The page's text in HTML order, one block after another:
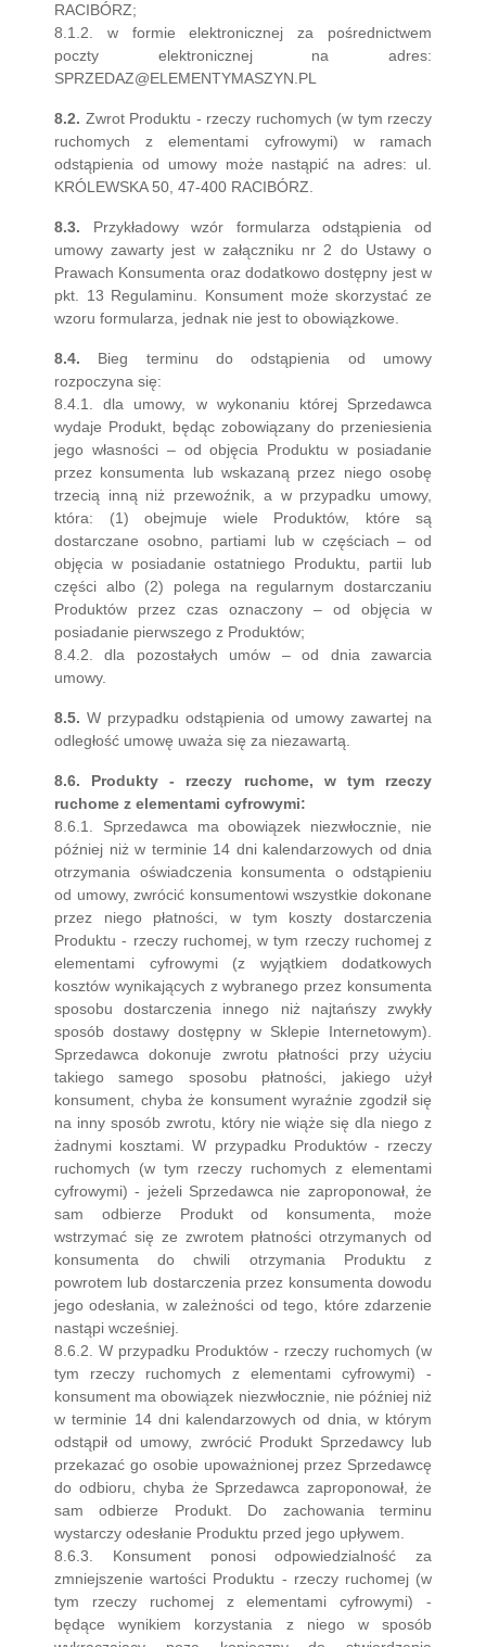
RACIBÓRZ;
8.1.2. w formie elektronicznej za pośrednictwem
poczty elektronicznej na adres:
SPRZEDAZ@ELEMENTYMASZYN.PL
8.2. Zwrot Produktu - rzeczy ruchomych (w tym rzeczy
ruchomych z elementami cyfrowymi) w ramach
odstąpienia od umowy może nastąpić na adres: ul.
KRÓLEWSKA 50, 47-400 RACIBÓRZ.
8.3. Przykładowy wzór formularza odstąpienia od
umowy zawarty jest w załączniku nr 2 do Ustawy o
Prawach Konsumenta oraz dodatkowo dostępny jest w
pkt. 13 Regulaminu. Konsument może skorzystać ze
wzoru formularza, jednak nie jest to obowiązkowe.
8.4. Bieg terminu do odstąpienia od umowy
rozpoczyna się:
8.4.1. dla umowy, w wykonaniu której Sprzedawca
wydaje Produkt, będąc zobowiązany do przeniesienia
jego własności – od objęcia Produktu w posiadanie
przez konsumenta lub wskazaną przez niego osobę
trzecią inną niż przewoźnik, a w przypadku umowy,
która: (1) obejmuje wiele Produktów, które są
dostarczane osobno, partiami lub w częściach – od
objęcia w posiadanie ostatniego Produktu, partii lub
części albo (2) polega na regularnym dostarczaniu
Produktów przez czas oznaczony – od objęcia w
posiadanie pierwszego z Produktów;
8.4.2. dla pozostałych umów – od dnia zawarcia
umowy.
8.5. W przypadku odstąpienia od umowy zawartej na
odległość umowę uważa się za niezawartą.
8.6.
Produkty - rzeczy ruchome, w tym rzeczy
ruchome z elementami cyfrowymi:
8.6.1. Sprzedawca ma obowiązek niezwłocznie, nie
później niż w terminie 14 dni kalendarzowych od dnia
otrzymania oświadczenia konsumenta o odstąpieniu
od umowy, zwrócić konsumentowi wszystkie dokonane
przez niego płatności, w tym koszty dostarczenia
Produktu - rzeczy ruchomej, w tym rzeczy ruchomej z
elementami cyfrowymi (z wyjątkiem dodatkowych
kosztów wynikających z wybranego przez konsumenta
sposobu dostarczenia innego niż najtańszy zwykły
sposób dostawy dostępny w Sklepie Internetowym).
Sprzedawca dokonuje zwrotu płatności przy użyciu
takiego samego sposobu płatności, jakiego użył
konsument, chyba że konsument wyraźnie zgodził się
na inny sposób zwrotu, który nie wiąże się dla niego z
żadnymi kosztami. W przypadku Produktów - rzeczy
ruchomych (w tym rzeczy ruchomych z elementami
cyfrowymi) - jeżeli Sprzedawca nie zaproponował, że
sam odbierze Produkt od konsumenta, może
wstrzymać się ze zwrotem płatności otrzymanych od
konsumenta do chwili otrzymania Produktu z
powrotem lub dostarczenia przez konsumenta dowodu
jego odesłania, w zależności od tego, które zdarzenie
nastąpi wcześniej.
8.6.2. W przypadku Produktów - rzeczy ruchomych (w
tym rzeczy ruchomych z elementami cyfrowymi) -
konsument ma obowiązek niezwłocznie, nie później niż
w terminie 14 dni kalendarzowych od dnia, w którym
odstąpił od umowy, zwrócić Produkt Sprzedawcy lub
przekazać go osobie upoważnionej przez Sprzedawcę
do odbioru, chyba że Sprzedawca zaproponował, że
sam odbierze Produkt. Do zachowania terminu
wystarczy odesłanie Produktu przed jego upływem.
8.6.3. Konsument ponosi odpowiedzialność za
zmniejszenie wartości Produktu - rzeczy ruchomej (w
tym rzeczy ruchomej z elementami cyfrowymi) -
będące wynikiem korzystania z niego w sposób